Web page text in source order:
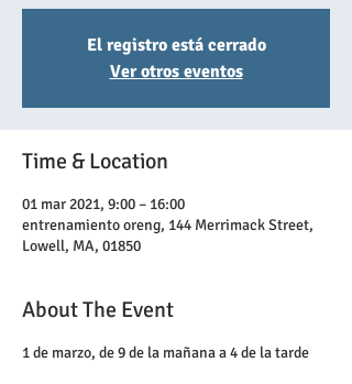
El registro está cerrado
Ver otros eventos
Time & Location
01 mar 2021, 9:00 – 16:00
entrenamiento oreng, 144 Merrimack Street,
Lowell, MA, 01850
About The Event
1 de marzo, de 9 de la mañana a 4 de la tarde